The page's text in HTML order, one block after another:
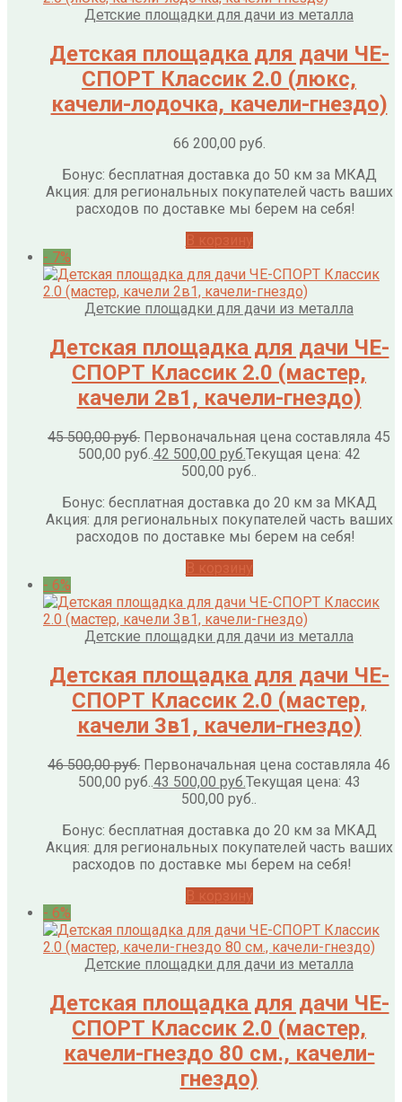
Детские площадки для дачи из металла
Детская площадка для дачи ЧЕ-
СПОРТ Классик 2.0 (люкс,
качели-лодочка, качели-гнездо)
66 200,00 руб.
Бонус: бесплатная доставка до 50 км за МКАД
Акция: для региональных покупателей часть ваших
расходов по доставке мы берем на себя!
- 7%
Детские площадки для дачи из металла
Детская площадка для дачи ЧЕ-
СПОРТ Классик 2.0 (мастер,
качели 2в1, качели-гнездо)
45 500,00руб. Первоначальная цена составляла 45
500,00 руб..42 500,00 руб.Текущая цена: 42
500,00 руб..
Бонус: бесплатная доставка до 20 км за МКАД
Акция: для региональных покупателей часть ваших
расходов по доставке мы берем на себя!
- 6%
Детские площадки для дачи из металла
Детская площадка для дачи ЧЕ-
СПОРТ Классик 2.0 (мастер,
качели 3в1, качели-гнездо)
46 500,00руб. Первоначальная цена составляла 46
500,00 руб.. 43 500,00 руб. Текущая цена: 43
500,00 руб..
Бонус: бесплатная доставка до 20 км за МКАД
Акция: для региональных покупателей часть ваших
расходов по доставке мы берем на себя!
- 6%
Детские площадки для дачи из металла
Детская площадка для дачи ЧЕ-
СПОРТ Классик 2.0 (мастер,
качели-гнездо 80 см., качели-
гнездо)